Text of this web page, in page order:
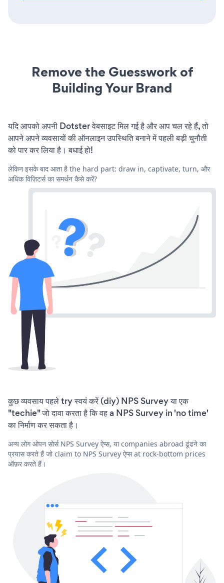
Remove the Guesswork of
Building Your Brand
यदि आपको अपनी Dotster वेबसाइट मिल गई है और आप चल रहे हैं, तो
आपने अपने व्यवसायों की ऑनलाइन उपस्थिति बनाने में पहली बड़ी चुनौती
को पार कर लिया है। बधाई हो!
लेकिन इसके बाद आता है the hard part: draw in, captivate, turn, और
अधिक विज़िटर्स का समर्थन कैसे करें?
कुछ व्यवसाय पहले try स्वयं करें (diy) NPS Survey या एक
"techie" जो दावा करता है कि वह a NPS Survey in 'no time'
का निर्माण कर सकता है।
अन्य लोग ओपन सोर्स NPS Survey ऐप्स, या companies abroad ढूंढने का
प्रयास करते हैं जो claim to NPS Survey ऐप्स at rock-bottom prices
ऑफ़र करते हैं।